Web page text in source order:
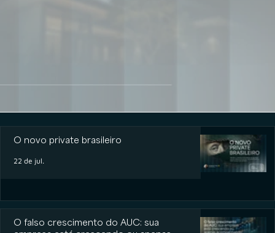
O novo private brasileiro
22 de jul.
O falso crescimento do AUC: sua